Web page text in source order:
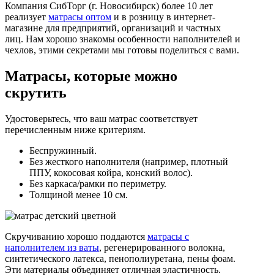
Компания СибТорг (г. Новосибирск) более 10 лет
реализует матрасы оптом и в розницу в интернет-
магазине для предприятий, организаций и частных
лиц. Нам хорошо знакомы особенности наполнителей и
чехлов, этими секретами мы готовы поделиться с вами.
Матрасы, которые можно
скрутить
Удостоверьтесь, что ваш матрас соответствует
перечисленным ниже критериям.
Беспружинный.
Без жесткого наполнителя (например, плотный
ППУ, кокосовая койра, конский волос).
Без каркаса/рамки по периметру.
Толщиной менее 10 см.
Скручиванию хорошо поддаются матрасы с
наполнителем из ваты, регенерированного волокна,
синтетического латекса, пенополиуретана, пены фоам.
Эти материалы объединяет отличная эластичность.